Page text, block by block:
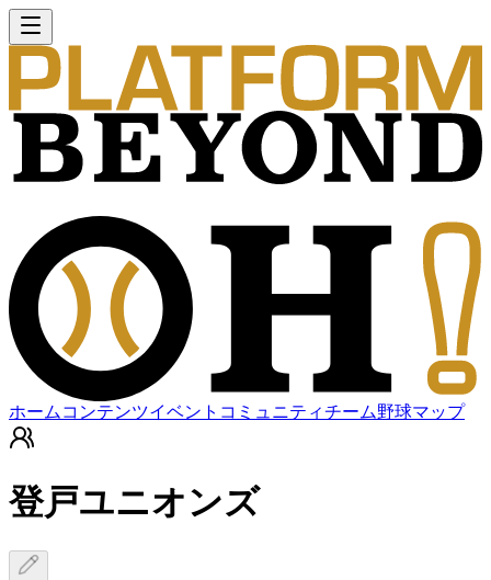
ホーム コンテンツイベント コミュニティチーム野球マップ
登戸ユニオンズ